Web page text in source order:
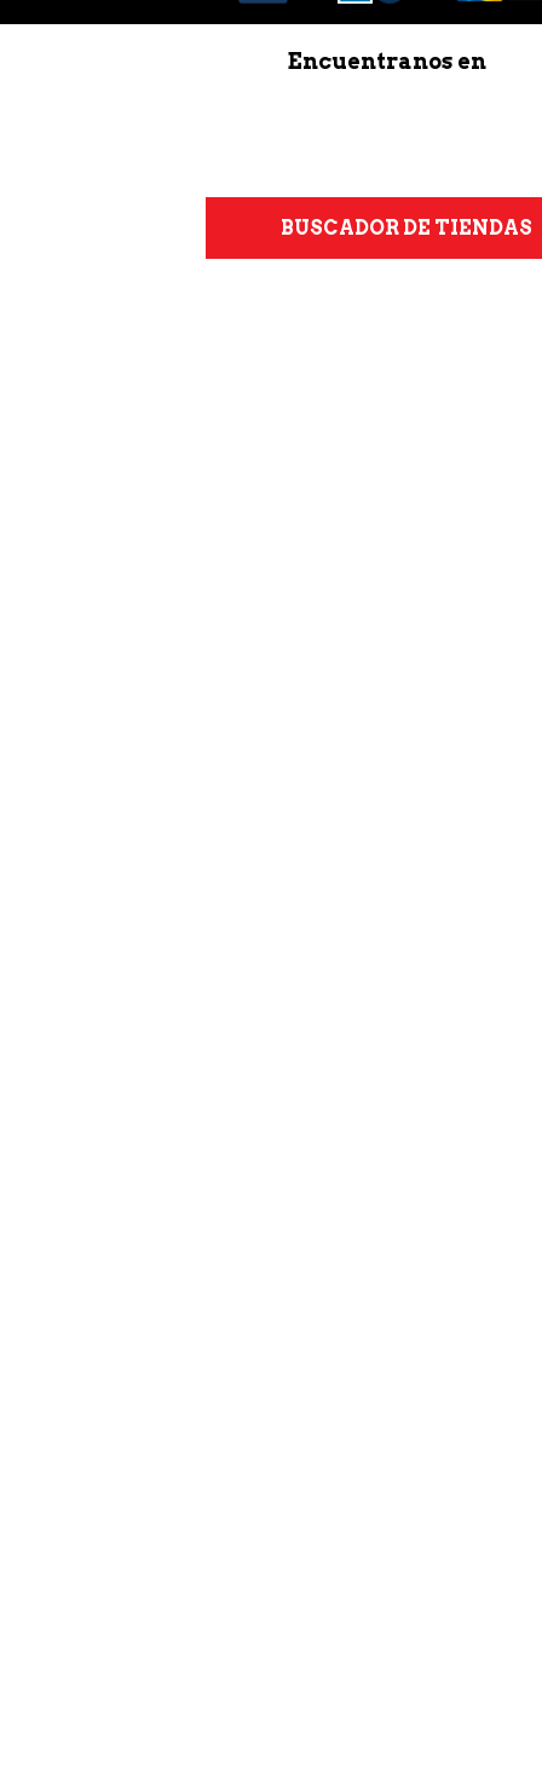
Encuentranos en
BUSCADOR DE TIENDAS